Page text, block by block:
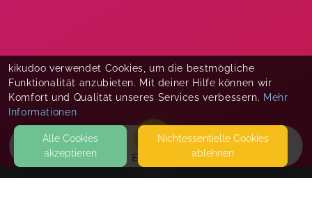
EVENTS
kikudoo verwendet Cookies, um die bestmögliche
Funktionalität anzubieten. Mit deiner Hilfe können wir
Komfort und Qualität unseres Services verbessern. Mehr
Informationen
Alle Cookies
akzeptieren
Nicht­essentielle Cookies
ablehnen